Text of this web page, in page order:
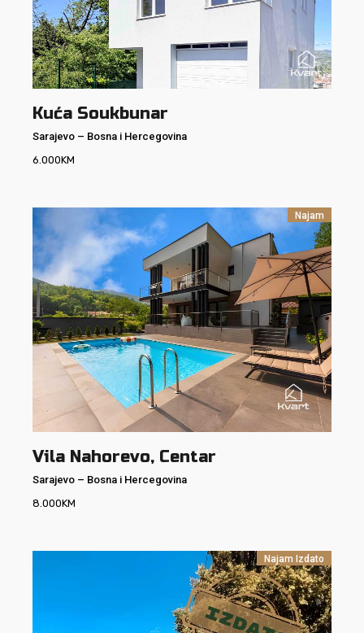
Kuća Soukbunar
Sarajevo – Bosna i Hercegovina
6.000KM
Najam
Vila Nahorevo, Centar
Sarajevo – Bosna i Hercegovina
8.000KM
Najam Izdato